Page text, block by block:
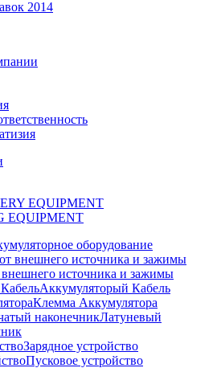
2014
оборудование
внешнего источника и зажимы
Аккумуляторый Кабель
Клемма Аккумулятора
Латуневый
Зарядное устройство
Пусковое устройство